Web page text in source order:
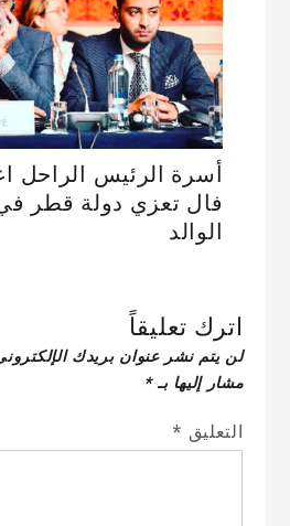
أسرة الرئيس الراحل
فال تعزي دولة قطر في
الوالد
اترك تعليقاً
لن يتم نشر عنوان بريدك
مشار إليها بـ*
التعليق *